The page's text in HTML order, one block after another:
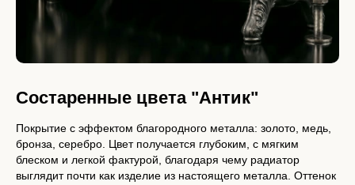
Состаренные цвета "Антик"
Покрытие с эффектом благородного металла: золото, медь,
бронза, серебро. Цвет получается глубоким, с мягким
блеском и легкой фактурой, благодаря чему радиатор
выглядит почти как изделие из настоящего металла. Оттенок